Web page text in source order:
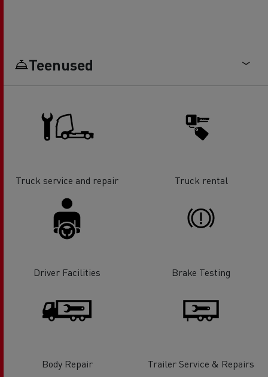
Teenused
Truck service and repair Truck rental
Driver Facilities Brake Testing
Body Repair Trailer Service & Repairs